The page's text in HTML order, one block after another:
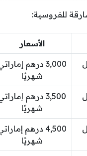
للفروسية:
الأسعار
3,000 درهم
شهريًا
3,500 درهم
شهريًا
4,500 درهم
شهريًا